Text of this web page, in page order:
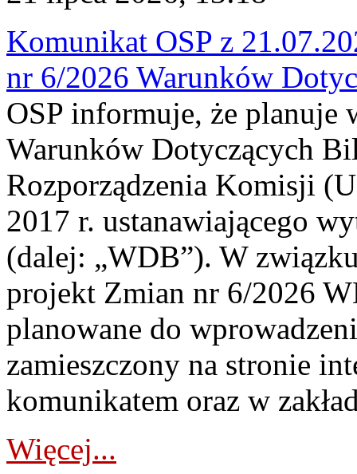
Komunikat OSP z
nr 6/2026 Warunków
OSP informuje, że planuje
Warunków Dotyczących
Rozporządzenia Komisji
2017 r. ustanawiającego
(dalej: „WDB”). W
projekt Zmian nr 6/2026
planowane do
zamieszczony na stronie
komunikatem oraz w
Więcej...